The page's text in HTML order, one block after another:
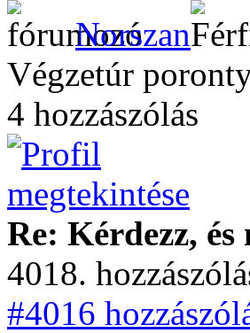
Norszan
Végzetúr
4 hozzászólás
Re: Kérdezz,
4018.
#4016